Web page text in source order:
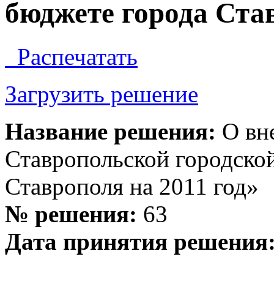
бюджете города
Распечатать
Загрузить решение
Название решения: О
Ставропольской
Ставрополя на 2011 год»
№ решения: 63
Дата принятия